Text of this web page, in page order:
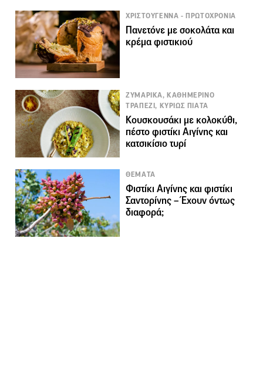
ΧΡΙΣΤΟΥΓΕΝΝΑ - ΠΡΩΤΟΧΡΟΝΙΑ
Πανετόνε με σοκολάτα και
κρέμα φιστικιού
ΖΥΜΑΡΙΚΑ, ΚΑΘΗΜΕΡΙΝΟ
ΤΡΑΠΕΖΙ, ΚΥΡΙΩΣ ΠΙΑΤΑ
Κουσκουσάκι με κολοκύθι,
πέστο φιστίκι Αιγίνης και
κατσικίσιο τυρί
ΘΕΜΑΤΑ
Φιστίκι Αιγίνης και φιστίκι
Σαντορίνης – Έχουν όντως
διαφορά;